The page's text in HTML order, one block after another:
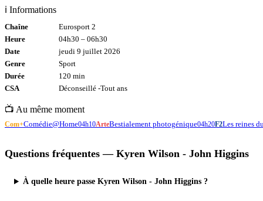
ℹ️ Informations
Chaîne
Eurosport 2
Heure
04h30 – 06h30
Date
jeudi 9 juillet 2026
Genre
Sport
Durée
120 min
CSA
Déconseillé -Tout ans
📺 Au même moment
Com+Comédie@Home04h10ArteBestialement photogénique04h20F2Les reines
Questions fréquentes — Kyren Wilson - John Higgins
À quelle heure passe Kyren Wilson - John Higgins ?